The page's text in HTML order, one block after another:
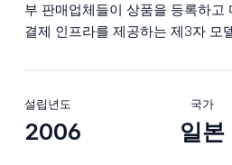
부 판매업체들이 상품을 등록하고
결제 인프라를 제공하는 제3자 모
설립년도
2006
국가
일본